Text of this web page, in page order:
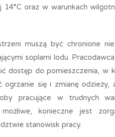
oraz w warunkach
muszą być chronione
soplami lodu.
dostęp do pomieszczenia, w
się i zmianę odzieży,
pracujące w trudnych
konieczne jest
stanowisk pracy.